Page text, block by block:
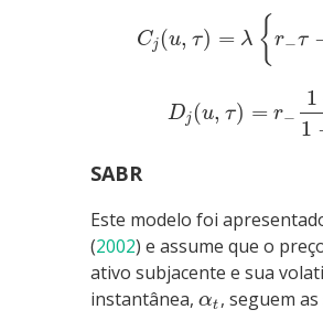
Cj (u, τ) = λ { r−τ
Dj (u, τ) = r−
1
1
SABR
Este modelo foi
(2002) e assume que o
ativo subjacente e sua
instantânea,αt , seguem